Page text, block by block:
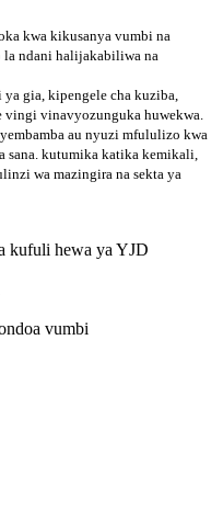
kwa kikusanya vumbi na
ndani halijakabiliwa na
gia, kipengele cha kuziba,
vinavyozunguka huwekwa.
au nyuzi mfululizo kwa
sana. kutumika katika kemikali,
wa mazingira na sekta ya
kufuli hewa ya YJD
vumbi